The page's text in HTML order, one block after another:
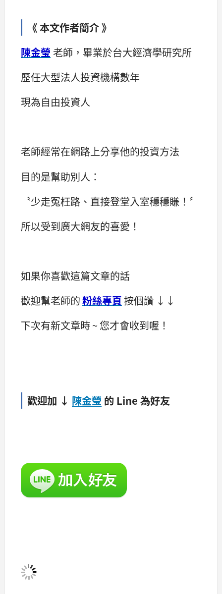
《 本文作者簡介 》
陳金瑩 老師，畢業於台大經濟學研究所
歷任大型法人投資機構數年
現為自由投資人
老師經常在網路上分享他的投資方法
目的是幫助別人：
〝少走冤枉路、直接登堂入室穩穩賺！〞
所以受到廣大網友的喜愛！
如果你喜歡這篇文章的話
歡迎幫老師的粉絲專頁按個讚 ↓↓
下次有新文章時 ~ 您才會收到喔！
歡迎加 ↓ 陳金瑩 的 Line 為好友